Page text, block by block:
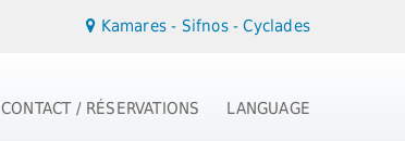
Kamares - Sifnos - Cyclades
CONTACT / RÉSERVATIONS LANGUAGE